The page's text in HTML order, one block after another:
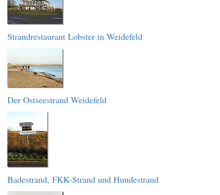
Strandrestaurant Lobster in Weidefeld
Der Ostseestrand Weidefeld
Badestrand, FKK-Strand und Hundestrand